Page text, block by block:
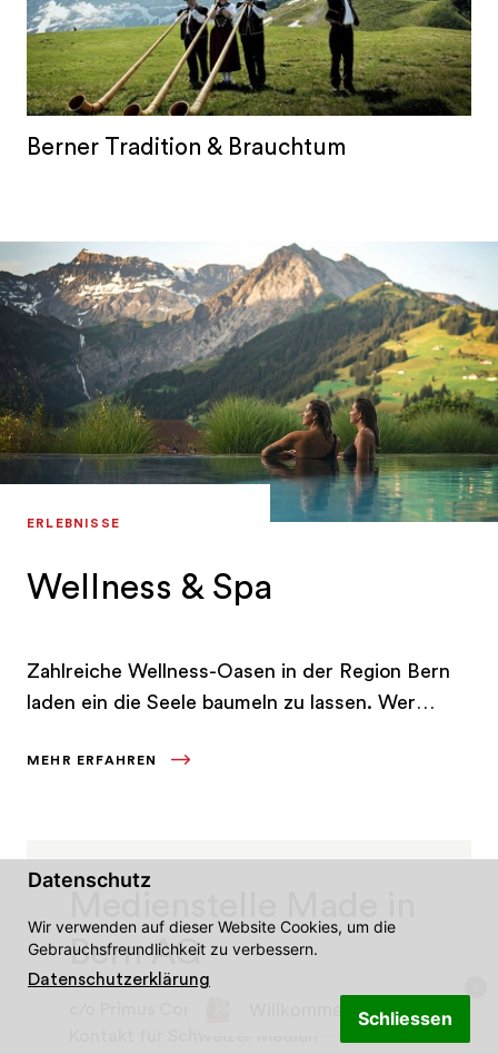
Berner Tradition & Brauchtum
ERLEBNISSE
Wellness & Spa
Zahlreiche Wellness-Oasen in der Region Bern
laden ein die Seele baumeln zu lassen. Wer
Region Bern genau richtig.
MEHR ERFAHREN
Bern AG
Willkommen in Bern! 👋🐻
Datenschutz
Wir verwenden auf dieser Website Cookies, um die
Gebrauchsfreundlichkeit zu verbessern.
Datenschutzerklärung
Schliessen